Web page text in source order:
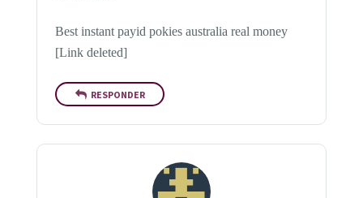
Best instant payid pokies australia real money
[Link deleted]
RESPONDER